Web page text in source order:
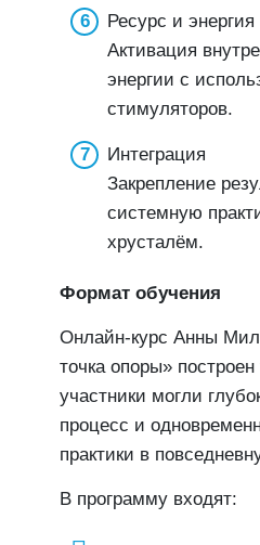
Ресурс и энергия
Активация
энергии с
стимуляторов.
Интеграция
Закрепление
системную
хрусталём.
Формат обучения
Онлайн-курс Анны
точка опоры»
участники могли
процесс и
практики в
В программу входят: